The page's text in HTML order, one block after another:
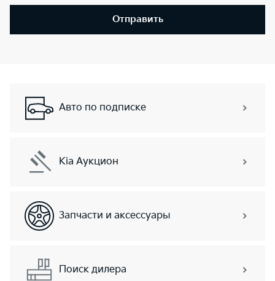
Отправить
Авто по подписке
Kia Аукцион
Запчасти и аксессуары
Поиск дилера